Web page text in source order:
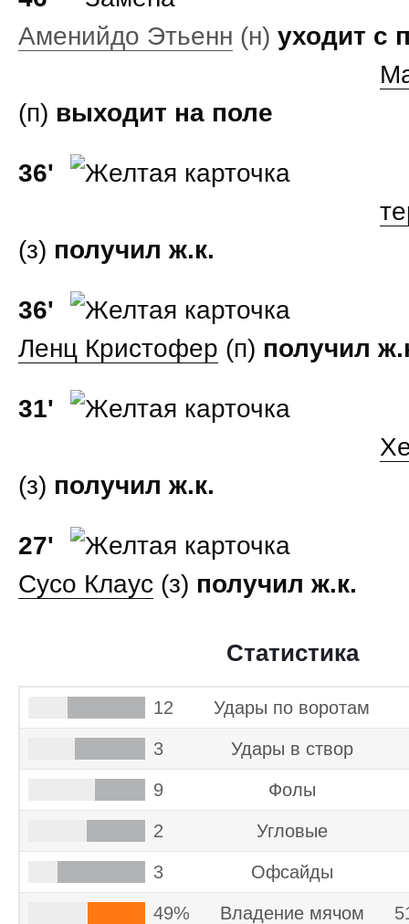
Аменийдо Этьенн (н) уходит с
(п) выходит на поле
36'
(з) получил ж.к.
36'
Ленц Кристофер (п) получил
31'
(з) получил ж.к.
27'
Сусо Клаус (з) получил ж.к.
Статистика
12 Удары по воротам
3 Удары в створ
9 Фолы
2 Угловые
3 Офсайды
49% Владение мячом